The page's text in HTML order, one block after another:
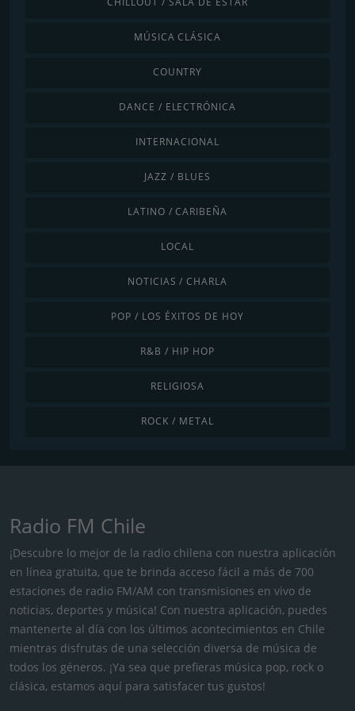
MÚSICA CLÁSICA
COUNTRY
DANCE / ELECTRÓNICA
INTERNACIONAL
JAZZ / BLUES
LATINO / CARIBEÑA
LOCAL
NOTICIAS / CHARLA
POP / LOS ÉXITOS DE HOY
R&B / HIP HOP
RELIGIOSA
ROCK / METAL
Radio FM Chile
¡Descubre lo mejor de la radio chilena con nuestra aplicación
en línea gratuita, que te brinda acceso fácil a más de 700
estaciones de radio FM/AM con transmisiones en vivo de
noticias, deportes y música! Con nuestra aplicación, puedes
mantenerte al día con los últimos acontecimientos en Chile
mientras disfrutas de una selección diversa de música de
todos los géneros. ¡Ya sea que prefieras música pop, rock o
clásica, estamos aquí para satisfacer tus gustos!